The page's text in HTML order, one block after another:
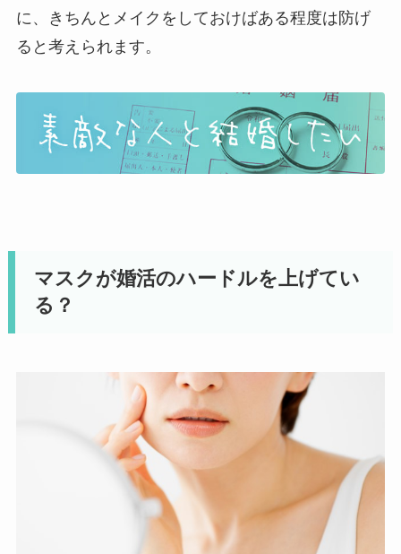
に、きちんとメイクをしておけばある程度は防げ
ると考えられます。
マスクが婚活のハードルを上げてい
る？